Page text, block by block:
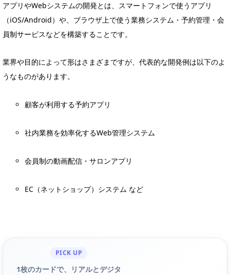
アプリやWebシステムの開発とは、スマートフォンで使うアプリ
（iOS/Android）や、ブラウザ上で使う業務システム・予約管理・会
員制サービスなどを構築することです。
業界や目的によって形はさまざまですが、代表的な開発例は以下のよ
うなものがあります。
顧客が利用する予約アプリ
社内業務を効率化するWeb管理システム
会員制の動画配信・サロンアプリ
EC（ネットショップ）システム など
PICK UP
1枚のカードで、リアルとデジタ